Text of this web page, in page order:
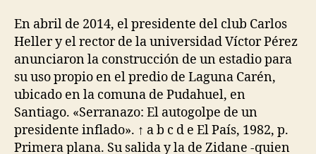
En abril de 2014, el presidente del club Carlos
Heller y el rector de la universidad Víctor Pérez
anunciaron la construcción de un estadio para
su uso propio en el predio de Laguna Carén,
ubicado en la comuna de Pudahuel, en
Santiago. «Serranazo: El autogolpe de un
presidente inflado». ↑ a b c d e El País, 1982, p.
Primera plana. Su salida y la de Zidane -quien